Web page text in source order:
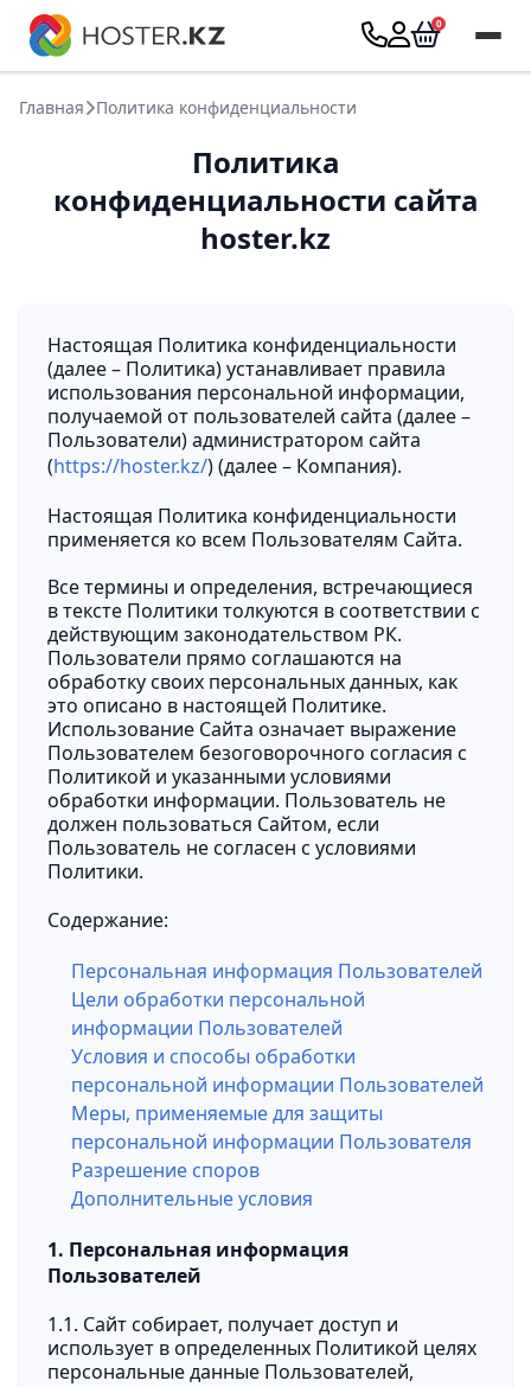
Главная Политика конфиденциальности
Политика
конфиденциальности сайта
hoster.kz
Настоящая Политика конфиденциальности
(далее – Политика) устанавливает правила
использования персональной информации,
получаемой от пользователей сайта (далее –
Пользователи) администратором сайта
(https://hoster.kz/) (далее – Компания).
Настоящая Политика конфиденциальности
применяется ко всем Пользователям Сайта.
Все термины и определения, встречающиеся
в тексте Политики толкуются в соответствии с
действующим законодательством РК.
Пользователи прямо соглашаются на
обработку своих персональных данных, как
это описано в настоящей Политике.
Использование Сайта означает выражение
Пользователем безоговорочного согласия с
Политикой и указанными условиями
обработки информации. Пользователь не
должен пользоваться Сайтом, если
Пользователь не согласен с условиями
Политики.
Содержание:
Персональная информация Пользователей
Цели обработки персональной
информации Пользователей
Условия и способы обработки
персональной информации Пользователей
Меры, применяемые для защиты
персональной информации Пользователя
Разрешение споров
Дополнительные условия
1. Персональная информация
Пользователей
1.1. Сайт собирает, получает доступ и
использует в определенных Политикой целях
персональные данные Пользователей,